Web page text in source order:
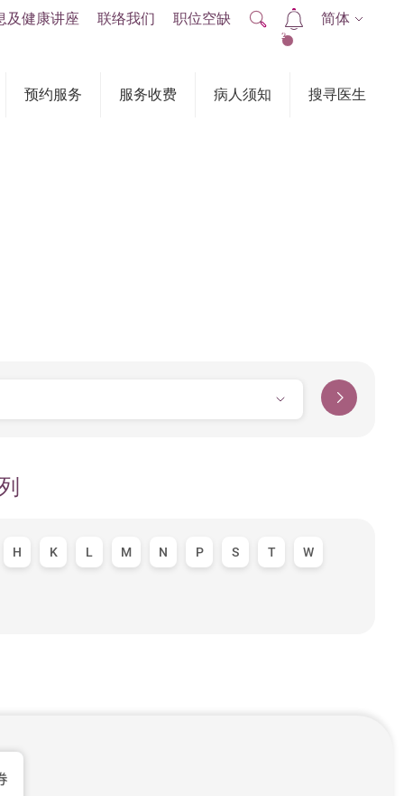
预约服务 服务收费 病人须知 搜寻医生
及健康讲座 联络我们 职位空缺
2
简体
H K L M N P S T W